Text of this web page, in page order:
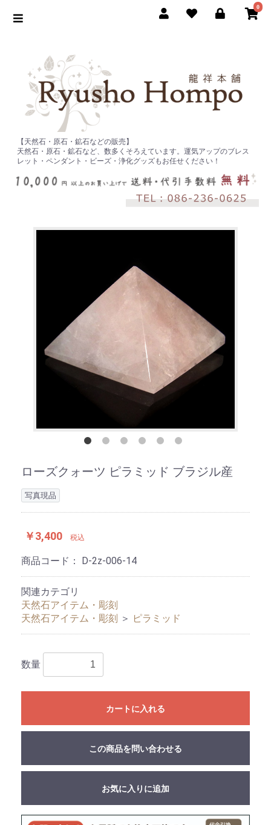
0
【天然石・原石・鉱石などの販売】
天然石・原石・鉱石など、数多くそろえています。運気アップのブレス
レット・ペンダント・ビーズ・浄化グッズもお任せください！
ローズクォーツ ピラミッド ブラジル産
写真現品
￥3,400 税込
商品コード： D-2z-006-14
関連カテゴリ
天然石アイテム・彫刻
天然石アイテム・彫刻 ＞ ピラミッド
数量
カートに入れる
この商品を問い合わせる
お気に入りに追加